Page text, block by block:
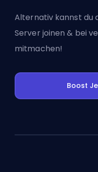
Alternativ kannst du
Server joinen & bei
mitmachen!
Boost